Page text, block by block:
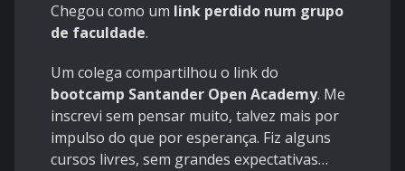
Chegou como um link perdido num grupo
de faculdade.
Um colega compartilhou o link do
bootcamp Santander Open Academy. Me
inscrevi sem pensar muito, talvez mais por
impulso do que por esperança. Fiz alguns
cursos livres, sem grandes expectativas…